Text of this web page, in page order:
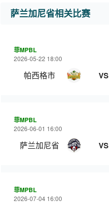
萨兰加尼省相关比赛
菲MPBL
2026-05-22 18:00
帕西格市 VS
菲MPBL
2026-06-01 16:00
萨兰加尼省 VS
菲MPBL
2026-07-04 16:00